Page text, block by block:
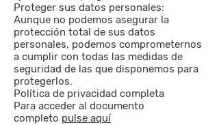
Proteger sus datos personales:
Aunque no podemos asegurar la
protección total de sus datos
personales, podemos comprometernos
a cumplir con todas las medidas de
seguridad de las que disponemos para
protegerlos.
Política de privacidad completa
Para acceder al documento
completo pulse aquí